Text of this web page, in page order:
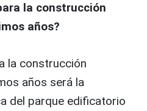
la construcción
años?
la construcción
años será la
del parque edificatorio